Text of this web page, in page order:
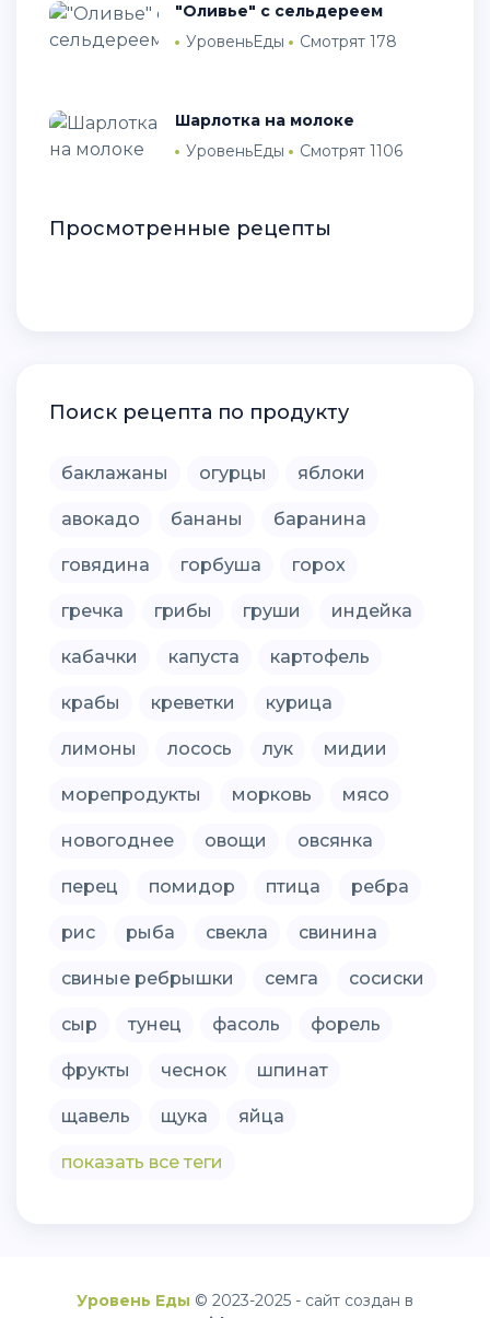
"Оливье" с сельдереем
УровеньЕды
Смотрят 178
Шарлотка на молоке
УровеньЕды
Смотрят 1106
Просмотренные рецепты
Поиск рецепта по продукту
баклажаны огурцы яблоки
авокадо бананы баранина
говядина горбуша горох
гречка грибы груши индейка
кабачки капуста картофель
крабы креветки курица
лимоны лосось лук мидии
морепродукты морковь мясо
новогоднее овощи овсянка
перец помидор птица ребра
рис рыба свекла свинина
свиные ребрышки семга сосиски
сыр тунец фасоль форель
фрукты чеснок шпинат
щавель щука яйца
показать все теги
Уровень Еды © 2023-2025 - сайт создан в